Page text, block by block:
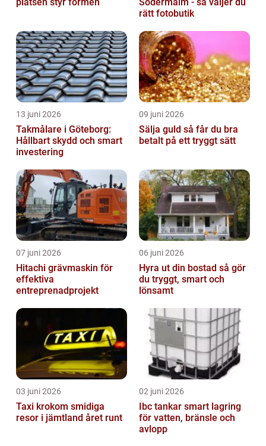
rätt fotobutik
13 juni 2026
Takmålare i Göteborg:
Hållbart skydd och smart
investering
09 juni 2026
Sälja guld så får du bra
betalt på ett tryggt sätt
07 juni 2026
Hitachi grävmaskin för
effektiva
entreprenadprojekt
06 juni 2026
Hyra ut din bostad så gör
du tryggt, smart och
lönsamt
03 juni 2026
Taxi krokom smidiga
resor i jämtland året runt
02 juni 2026
Ibc tankar smart lagring
för vatten, bränsle och
avlopp